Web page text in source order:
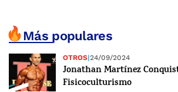
Más populares
OTROS|24/09/2024
Jonathan Martínez
Fisicoculturismo